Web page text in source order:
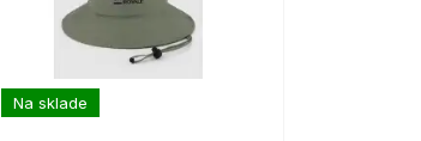
Na sklade